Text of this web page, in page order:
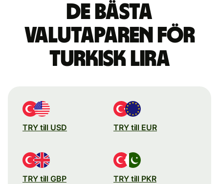
De bästa
valutaparen för
turkisk lira
TRY till USD TRY till EUR
TRY till GBP TRY till PKR